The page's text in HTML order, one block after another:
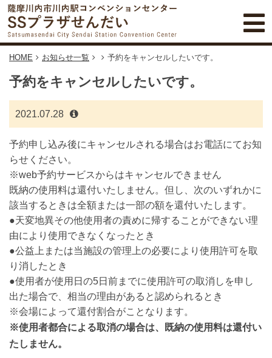
HOME お知らせ一覧 予約をキャンセルしたいです。
予約をキャンセルしたいです。
2021.07.28
予約申し込み後にキャンセルされる場合はお電話にてお知
らせください。
※web予約サービスからはキャンセルできません
既納の使用料は還付いたしません。但し、次のいずれかに
該当するときは全額または一部の額を還付いたします。
●天変地異その他使用者の責めに帰することができない理
由により使用できなくなったとき
●公益上または当施設の管理上の必要により使用許可を取
り消したとき
●使用者が使用日の5日前までに使用許可の取消しを申し
出た場合で、相当の理由があると認められるとき
※会場によって還付割合がことなります。
※使用者都合による取消の場合は、既納の使用料は還付い
たしません。